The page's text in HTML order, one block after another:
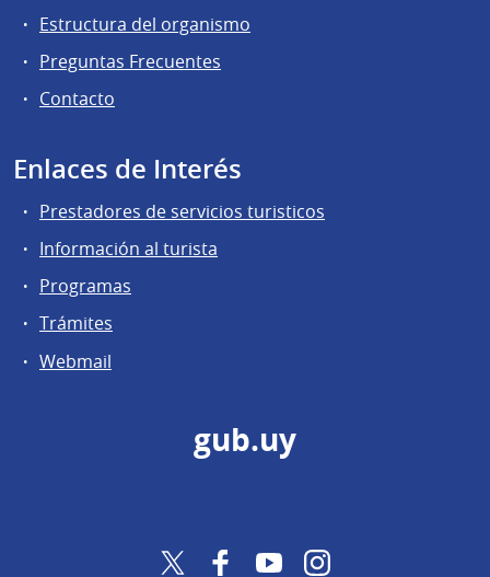
Estructura del organismo
Preguntas Frecuentes
Contacto
Enlaces de Interés
Prestadores de servicios turisticos
Información al turista
Programas
Trámites
Webmail
gub.uy
Twitter FacebookYouTubeInstagram